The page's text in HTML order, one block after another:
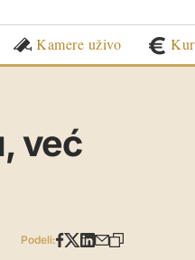
Kamere uživo
već
Podeli: